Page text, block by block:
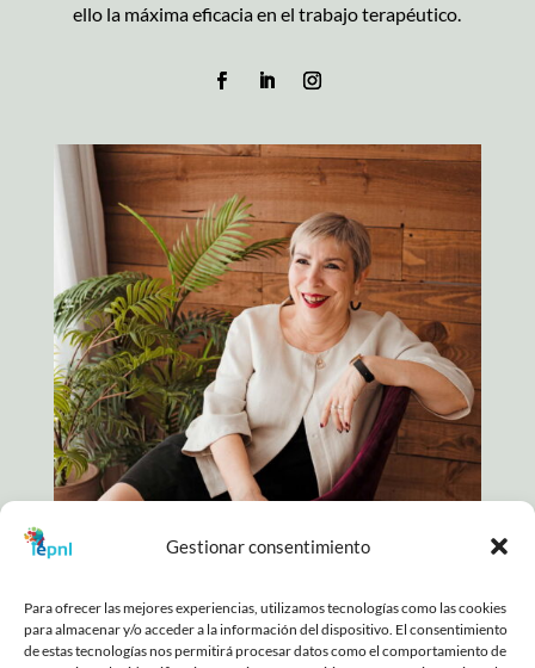
Gestionar consentimiento
Para ofrecer las mejores experiencias, utilizamos tecnologías como las cookies
para almacenar y/o acceder a la información del dispositivo. El consentimiento
de estas tecnologías nos permitirá procesar datos como el comportamiento de
ello la máxima eficacia en el trabajo terapéutico.
COPYRIGHT © 2025. TODOS LOS DERECHOS